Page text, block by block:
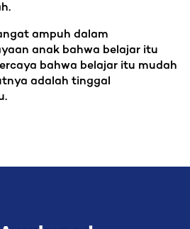
ampuh dalam
anak bahwa belajar itu
bahwa belajar itu mudah
adalah tinggal